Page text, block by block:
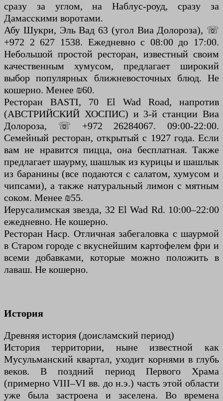
сразу за углом, на Наблус-роуд, сразу за
Дамасскими воротами.
Абу Шукри, Эль Вад 63 (угол Виа Долороза), ☏
+972 2 627 1538. Ежедневно с 08:00 до 17:00.
Небольшой простой ресторан, известный своим
качественным хумусом, предлагает широкий
выбор популярных ближневосточных блюд. Не
кошерно. Менее ₪60.
Ресторан BASTI, 70 El Wad Road, напротив
(АВСТРИЙСКИЙ ХОСПИС) и 3-й станции Виа
Долороза, ☏ +972 26284067. 09:00-22:00.
Семейный ресторан, открытый с 1927 года. Если
вам не нравится пицца, она бесплатная. Также
предлагает шаурму, шашлык из курицы и шашлык
из баранины (все подаются с салатом, хумусом и
чипсами), а также натуральный лимон с мятным
соком. Менее ₪55.
Иерусалимская звезда, 32 El Wad Rd. 10:00–22:00
ежедневно. Не кошерно.
Ресторан Наср. Отличная забегаловка с шаурмой
в Старом городе с вкуснейшим картофелем фри и
всеми добавками, которые можно положить в
лаваш. Не кошерно.
История
Древняя история (доисламский период)
История территории, ныне известной как
Мусульманский квартал, уходит корнями в глубь
веков. В поздний период Первого Храма
(примерно VIII–VI вв. до н.э.) часть этой области
уже была застроена и заселена. Во времена